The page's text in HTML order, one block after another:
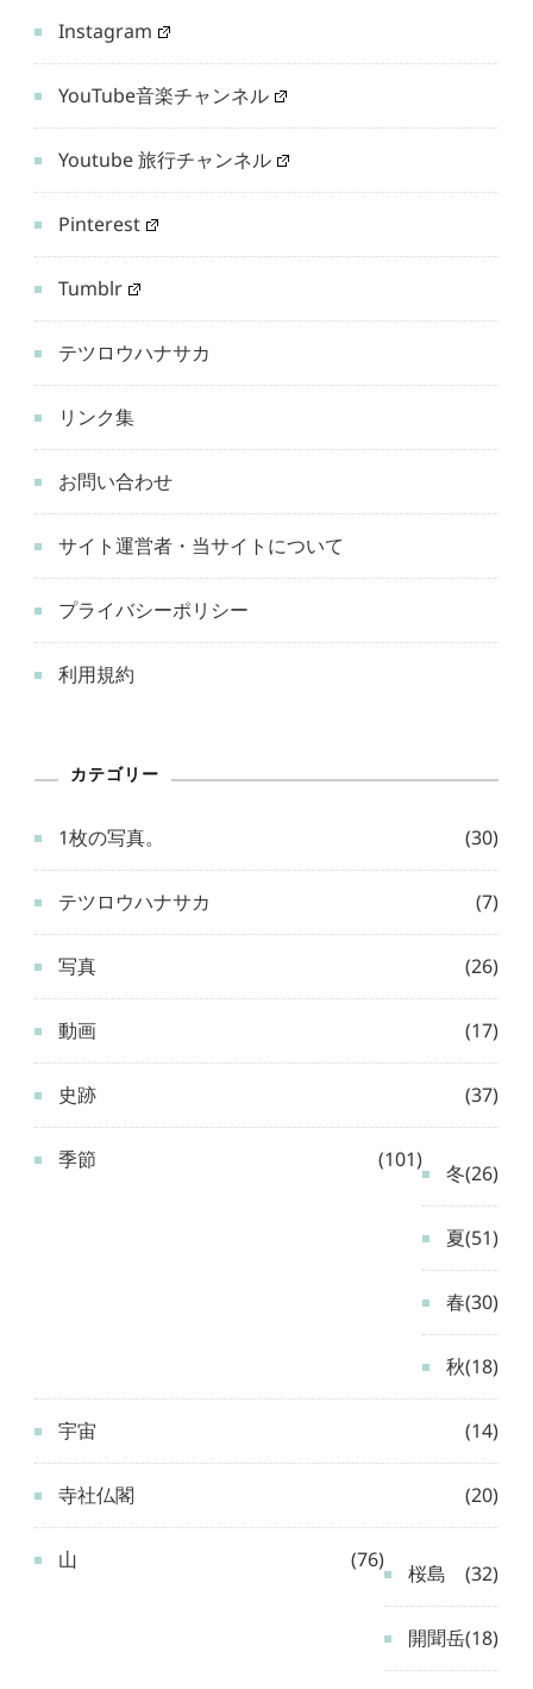
Instagram
YouTube音楽チャンネル
Youtube 旅行チャンネル
Pinterest
Tumblr
テツロウハナサカ
リンク集
お問い合わせ
サイト運営者・当サイトについて
プライバシーポリシー
利用規約
カテゴリー
1枚の写真。 (30)
テツロウハナサカ (7)
写真 (26)
動画 (17)
史跡 (37)
季節 (101)
冬(26)
夏(51)
春(30)
秋(18)
宇宙 (14)
寺社仏閣 (20)
山 (76)
桜島 (32)
開聞岳(18)